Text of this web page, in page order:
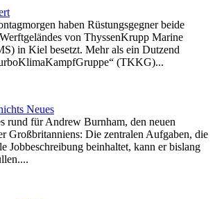
haben Rüstungsgegner beide
von ThyssenKrupp Marine
in Kiel besetzt. Mehr als ein Dutzend
(TKKG)...
Neues
rund für Andrew Burnham, den neuen
Großbritanniens: Die zentralen Aufgaben, die
Jobbeschreibung beinhaltet, kann er bislang